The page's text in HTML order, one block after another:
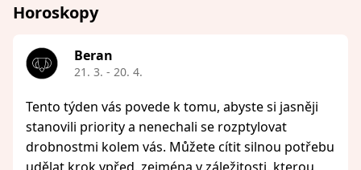
Horoskopy
Beran
21. 3. - 20. 4.
Tento týden vás povede k tomu, abyste si jasněji
stanovili priority a nenechali se rozptylovat
drobnostmi kolem vás. Můžete cítit silnou potřebu
udělat krok vpřed, zejména v záležitosti, kterou